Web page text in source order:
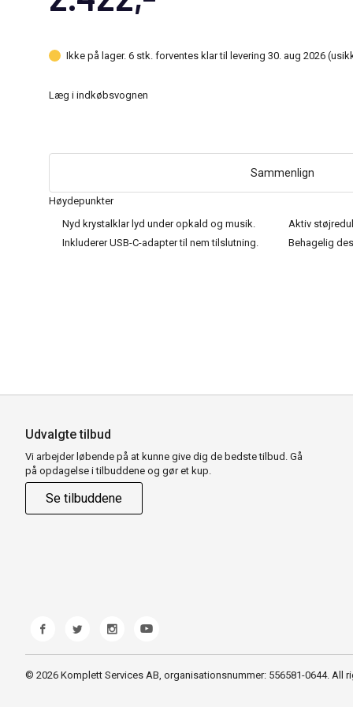
Høydepunkter
Nyd krystalklar lyd under opkald og musik.
Aktiv
Inkluderer USB-C-adapter til nem tilslutning.
Behagelig
Ikke på lager. 6 stk. forventes klar til levering 30. aug 2026
Læg i indkøbsvognen
Sammenlign
Udvalgte tilbud
Vi arbejder løbende på at kunne give dig de bedste tilbud. Gå
på opdagelse i tilbuddene og gør et kup.
Se tilbuddene
© 2026 Komplett Services AB, organisationsnummer: 556581-0644. All